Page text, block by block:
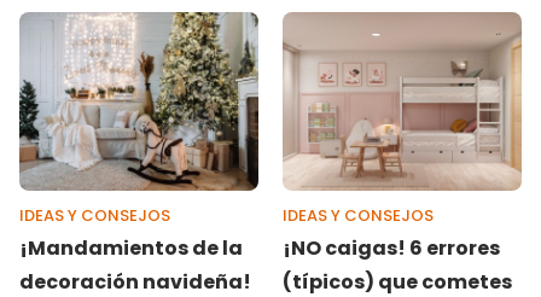
IDEAS Y CONSEJOS
¡Mandamientos de la
decoración navideña!
IDEAS Y CONSEJOS
¡NO caigas! 6 errores
(típicos) que cometes